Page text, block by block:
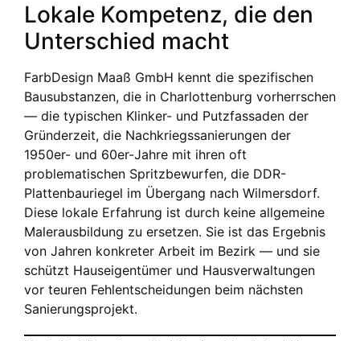
Lokale Kompetenz, die den
Unterschied macht
FarbDesign Maaß GmbH kennt die spezifischen
Bausubstanzen, die in Charlottenburg vorherrschen
— die typischen Klinker- und Putzfassaden der
Gründerzeit, die Nachkriegs­sanierungen der
1950er- und 60er-Jahre mit ihren oft
problematischen Spritzbewurfen, die DDR-
Plattenbauriegel im Übergang nach Wilmersdorf.
Diese lokale Erfahrung ist durch keine allgemeine
Malerausbildung zu ersetzen. Sie ist das Ergebnis
von Jahren konkreter Arbeit im Bezirk — und sie
schützt Hauseigentümer und Hausverwaltungen
vor teuren Fehlentscheidungen beim nächsten
Sanierungsprojekt.